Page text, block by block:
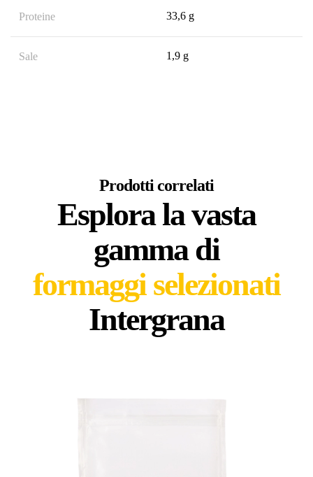
Proteine 33,6 g
Sale 1,9 g
Prodotti correlati
Esplora la vasta
gamma di
formaggi selezionati
Intergrana